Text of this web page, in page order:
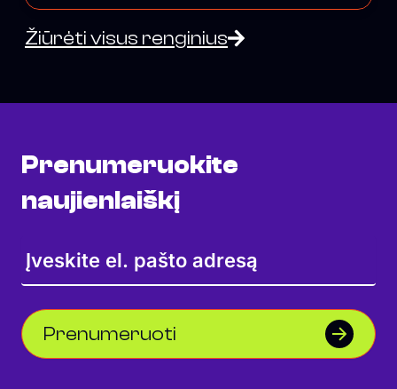
Žiūrėti visus renginius
Prenumeruokite
naujienlaiškį
Prenumeruoti